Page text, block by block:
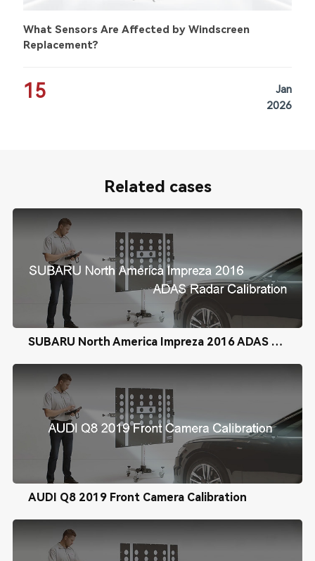
What Sensors Are Affected by Windscreen
Replacement?
15
Jan
2026
Related cases
SUBARU North America Impreza 2016 ADAS Radar Calibration
AUDI Q8 2019 Front Camera Calibration